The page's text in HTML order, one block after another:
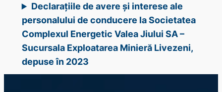
Declarațiile de avere și interese ale
personalului de conducere la Societatea
Complexul Energetic Valea Jiului SA –
Sucursala Exploatarea Minieră Livezeni,
depuse în 2023